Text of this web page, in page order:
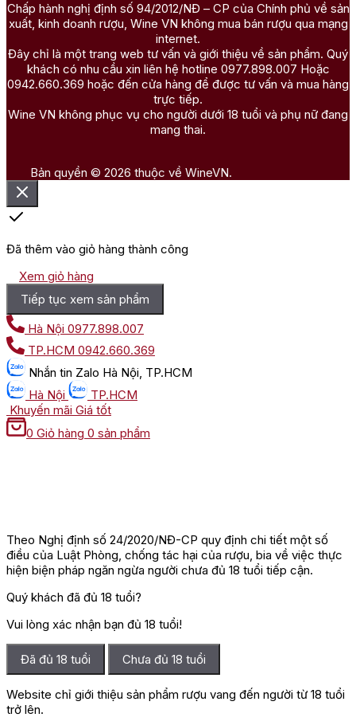
Chấp hành nghị định số 94/2012/NĐ – CP của Chính phủ về sản
xuất, kinh doanh rượu, Wine VN không mua bán rượu qua mạng
internet.
Đây chỉ là một trang web tư vấn và giới thiệu về sản phẩm. Quý
khách có nhu cầu xin liên hệ hotline 0977.898.007 Hoặc
0942.660.369 hoặc đến cửa hàng để được tư vấn và mua hàng
trực tiếp.
Wine VN không phục vụ cho người dưới 18 tuổi và phụ nữ đang
mang thai.
Bản quyền © 2026 thuộc về WineVN.
Đã thêm vào giỏ hàng thành công
Xem giỏ hàng
Tiếp tục xem sản phẩm
Hà Nội 0977.898.007
TP.HCM 0942.660.369
Nhắn tin Zalo Hà Nội, TP.HCM
Hà Nội
TP.HCM
Khuyến mãi Giá tốt
0 Giỏ hàng 0 sản phẩm
Theo Nghị định số 24/2020/NĐ-CP quy định chi tiết một số
điều của Luật Phòng, chống tác hại của rượu, bia về việc thực
hiện biện pháp ngăn ngừa người chưa đủ 18 tuổi tiếp cận.
Quý khách đã đủ 18 tuổi?
Vui lòng xác nhận bạn đủ 18 tuổi!
Đã đủ 18 tuổi Chưa đủ 18 tuổi
Website chỉ giới thiệu sản phẩm rượu vang đến người từ 18 tuổi
trở lên.